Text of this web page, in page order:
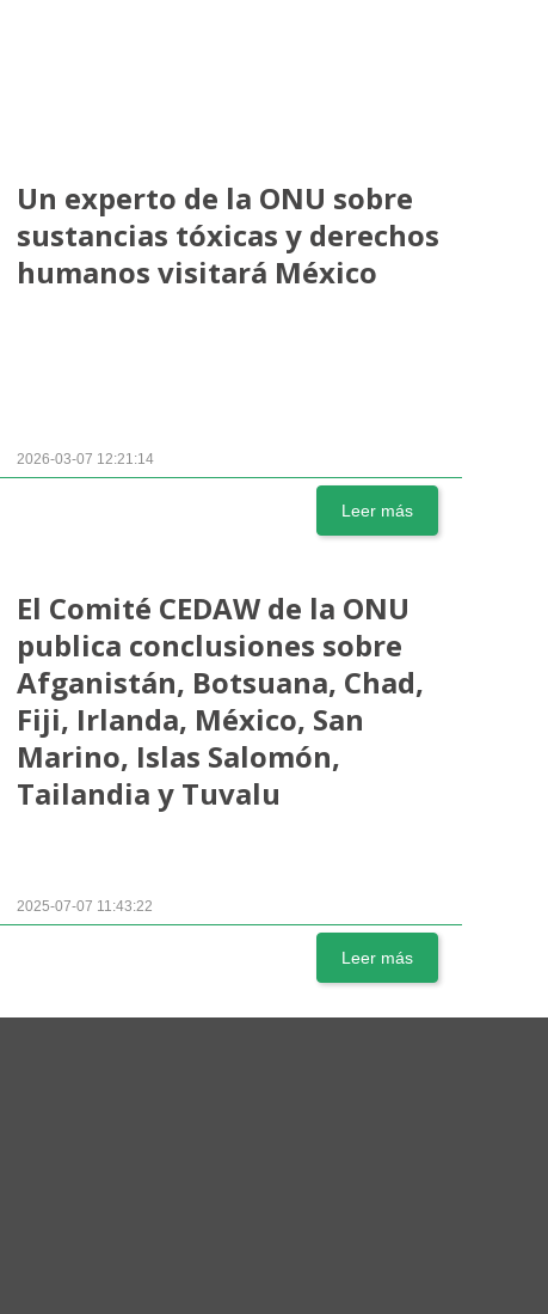
Un experto de la ONU sobre
sustancias tóxicas y derechos
humanos visitará México
2026-03-07 12:21:14
Leer más
El Comité CEDAW de la ONU
publica conclusiones sobre
Afganistán, Botsuana, Chad,
Fiji, Irlanda, México, San
Marino, Islas Salomón,
Tailandia y Tuvalu
2025-07-07 11:43:22
Leer más